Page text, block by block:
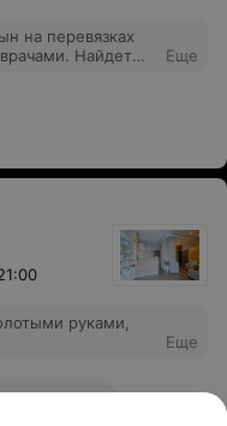
на перевязках
Найдет
Еще
руками,
Еще